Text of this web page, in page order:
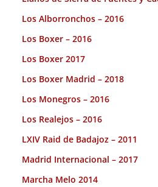
Los Alborronchos – 2016
Los Boxer – 2016
Los Boxer 2017
Los Boxer Madrid – 2018
Los Monegros – 2016
Los Realejos – 2016
LXIV Raid de Badajoz – 2011
Madrid Internacional – 2017
Marcha Melo 2014